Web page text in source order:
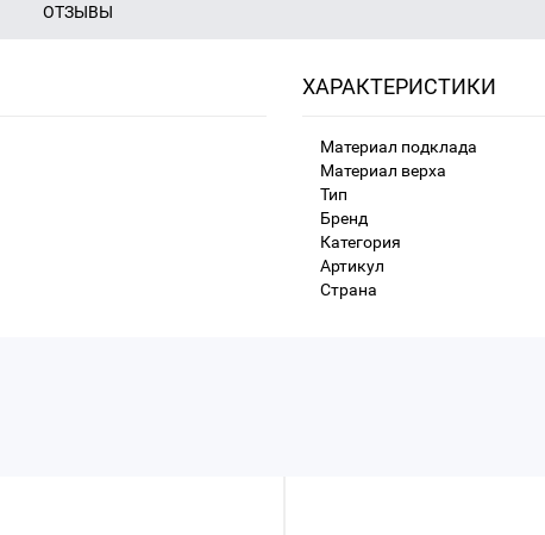
ОТЗЫВЫ
ХАРАКТЕРИСТИКИ
Материал подклада
Материал верха
Тип
Бренд
Категория
Артикул
Страна